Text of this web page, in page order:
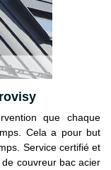
que chaque
Cela a pour but
Service certifié et
couvreur bac acier